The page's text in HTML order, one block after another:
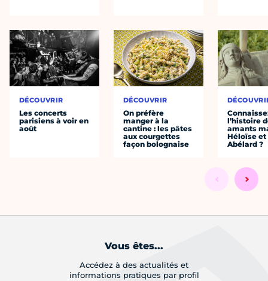
DÉCOUVRIR
Les concerts
parisiens à voir en
août
DÉCOUVRIR
On préfère
manger à la
cantine : les pâtes
aux courgettes
façon bolognaise
l’histoire
amants
Héloïse et
Abélard ?
Vous êtes...
Accédez à des actualités et
informations pratiques par profil